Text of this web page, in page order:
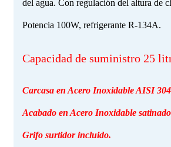
del agua. Con regulación del altura de
Potencia 100W, refrigerante R-134A.
Capacidad de suministro 25
Carcasa en Acero Inoxidable AISI
Acabado en Acero Inoxidable
Grifo surtidor incluido.